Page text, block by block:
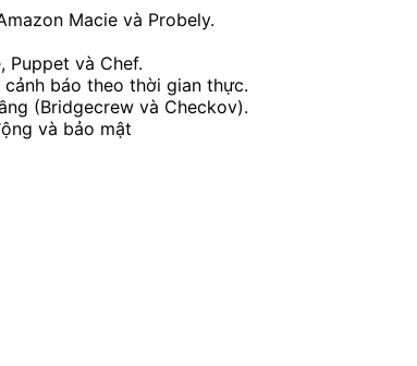
Macie và Probely.
Puppet và Chef.
báo theo thời gian thực.
(Bridgecrew và Checkov).
và bảo mật